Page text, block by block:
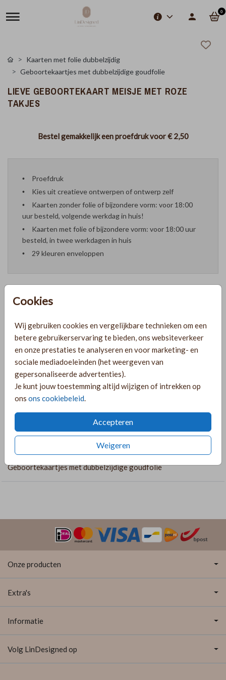
0
Cookies
Wij gebruiken cookies en vergelijkbare technieken om een
betere gebruikerservaring te bieden, ons websiteverkeer
en onze prestaties te analyseren en voor marketing- en
sociale mediadoeleinden (het weergeven van
gepersonaliseerde advertenties).
Je kunt jouw toestemming altijd wijzigen of intrekken op
ons ons cookiebeleid.
Accepteren
Weigeren
Kaarten met folie dubbelzijdig
Geboortekaartjes met dubbelzijdige goudfolie
LIEVE GEBOORTEKAART MEISJE MET ROZE
TAKJES
Bestel gemakkelijk een proefdruk voor€ 2,50
Proefdruk
Kies uit creatieve ontwerpen of ontwerp zelf
Kaarten zonder folie of bijzondere vorm: voor 18:00
uur besteld, volgende werkdag in huis!
Kaarten met folie of bijzondere vorm: voor 18:00 uur
besteld, in twee werkdagen in huis
29 kleuren enveloppen
PRODUCTINFORMATIE
OMSCHRIJVING
Lief geboortekaartje voor een meisje met roze takjes en
goudfolie. Pas deze kaart naar wens aan in de editor.
COLLECTIE
Geboortekaartjes met dubbelzijdige goudfolie
Onze producten
Extra's
Informatie
Volg LinDesigned op